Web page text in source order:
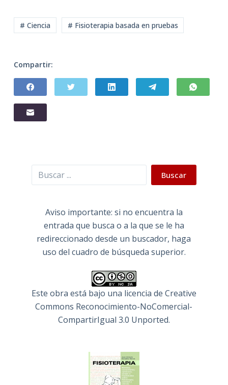
# Ciencia # Fisioterapia basada en pruebas
Compartir:
Buscar Buscar
Aviso importante: si no encuentra la
entrada que busca o a la que se le ha
redireccionado desde un buscador, haga
uso del cuadro de búsqueda superior.
Este obra está bajo una licencia de Creative
Commons Reconocimiento-NoComercial-
CompartirIgual 3.0 Unported.